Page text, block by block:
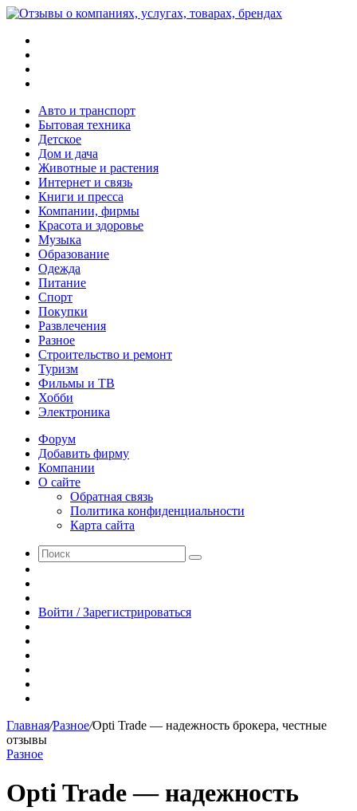
Авто и транспорт
Бытовая техника
Детское
Дом и дача
Животные и растения
Интернет и связь
Книги и пресса
Компании, фирмы
Красота и здоровье
Музыка
Образование
Одежда
Питание
Спорт
Покупки
Развлечения
Разное
Строительство и ремонт
Туризм
Фильмы и ТВ
Хобби
Электроника
Форум
Добавить фирму
Компании
О сайте
Обратная связь
Политика конфиденциальности
Карта сайта
Поиск
статья
Войти / Зарегистрироваться
Главная/Разное/Opti Trade — надежность брокера, честные
отзывы
Разное
Opti Trade — надежность